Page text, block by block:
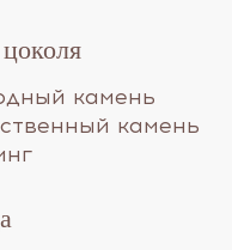
камень
камень